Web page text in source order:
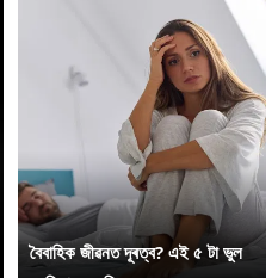
বৈবাহিক জীৱনত দূৰত্ব? এই ৫ টা ভুল